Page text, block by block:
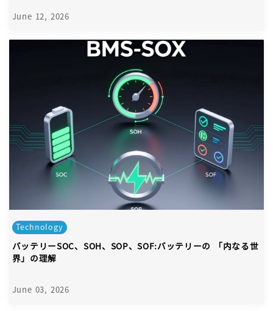
June 12, 2026
Technology
バッテリーSOC、SOH、SOP、SOF:バッテリーの 「内なる世
界」の理解
June 03, 2026